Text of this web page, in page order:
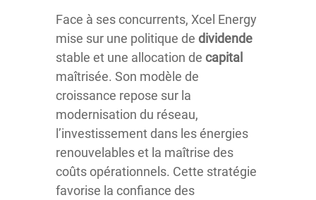
Face à ses concurrents, Xcel Energy
mise sur une politique de dividende
stable et une allocation de capital
maîtrisée. Son modèle de
croissance repose sur la
modernisation du réseau,
l’investissement dans les énergies
renouvelables et la maîtrise des
coûts opérationnels. Cette stratégie
favorise la confiance des